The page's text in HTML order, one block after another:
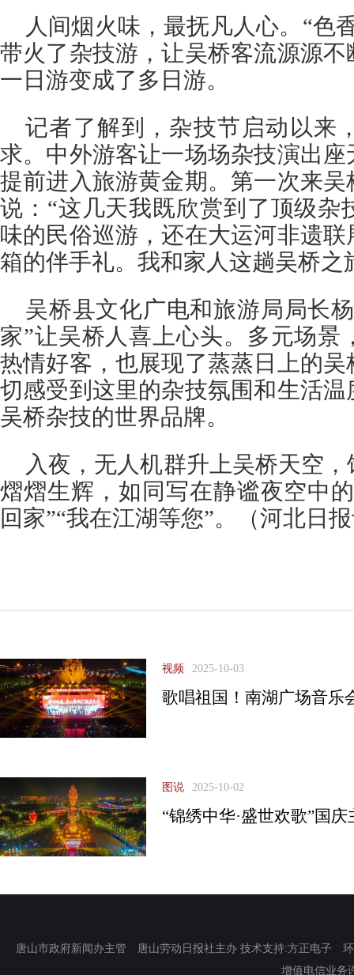
人间烟火味，最抚凡人心。“色
带火了杂技游，让吴桥客流源源
一日游变成了多日游。
记者了解到，杂技节启动以来
求。中外游客让一场场杂技演出
提前进入旅游黄金期。第一次来
说：“这几天我既欣赏到了顶级杂
味的民俗巡游，还在大运河非遗
箱的伴手礼。我和家人这趟吴桥之
吴桥县文化广电和旅游局局长
家”让吴桥人喜上心头。多元场景
热情好客，也展现了蒸蒸日上的
切感受到这里的杂技氛围和生活
吴桥杂技的世界品牌。
入夜，无人机群升上吴桥天空
熠熠生辉，如同写在静谧夜空中
回家”“我在江湖等您”。（河北日
视频 2025-10-03
歌唱祖国！南湖广场音乐
图说 2025-10-02
“锦绣中华·盛世欢歌”国
唐山市政府新闻办主管 唐山劳动日报社主办 技术支持:方正电子
增值电信业务